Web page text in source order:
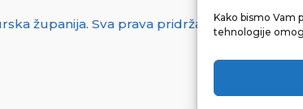
Kako bismo Vam
tehnologije
županija. Sva prava pridržana.Made with